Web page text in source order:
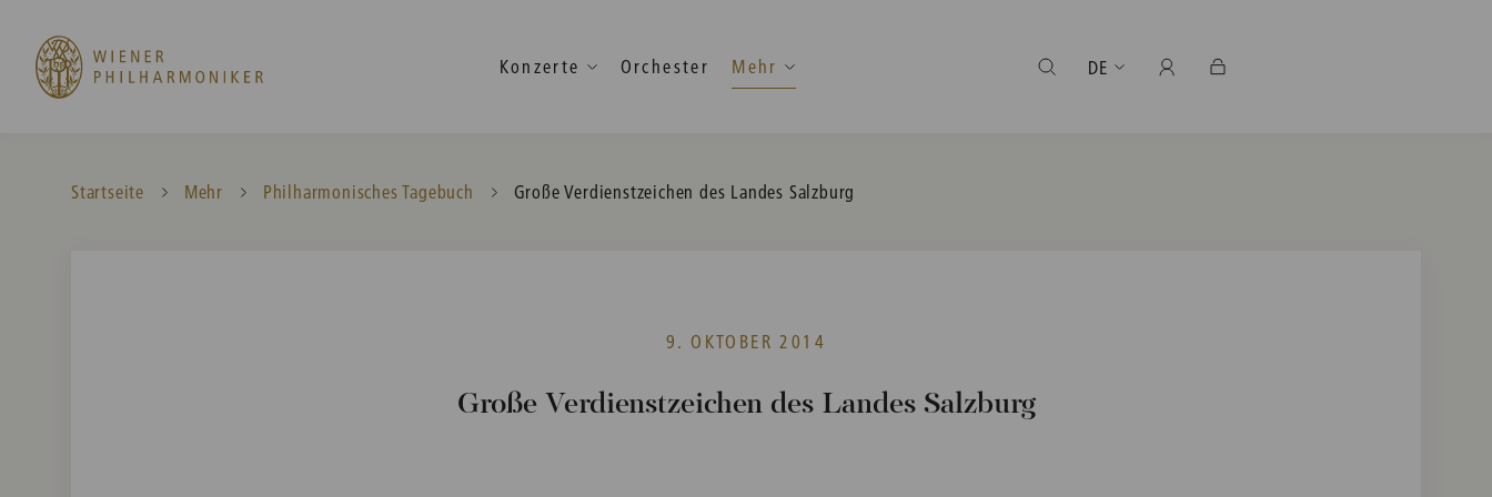
Konzerte Orchester Mehr DE
Startseite Mehr Philharmonisches Tagebuch Current:
Große Verdienstzeichen des Landes Salzburg
9. OKTOBER 2014
Große Verdienstzeichen des Landes Salzburg